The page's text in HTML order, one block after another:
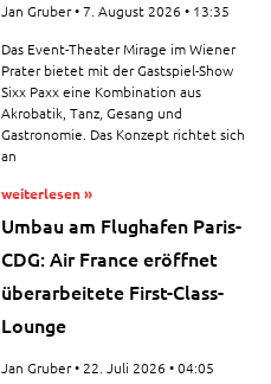
Jan Gruber 7. August 2026 13:35
Das Event-Theater Mirage im Wiener
Prater bietet mit der Gastspiel-Show
Sixx Paxx eine Kombination aus
Akrobatik, Tanz, Gesang und
Gastronomie. Das Konzept richtet sich
an
weiterlesen »
Umbau am Flughafen Paris-
CDG: Air France eröffnet
überarbeitete First-Class-
Lounge
Jan Gruber 22. Juli 2026 04:05